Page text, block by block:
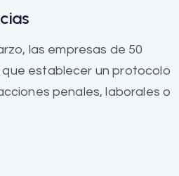
las empresas de 50
establecer un protocolo
penales, laborales o